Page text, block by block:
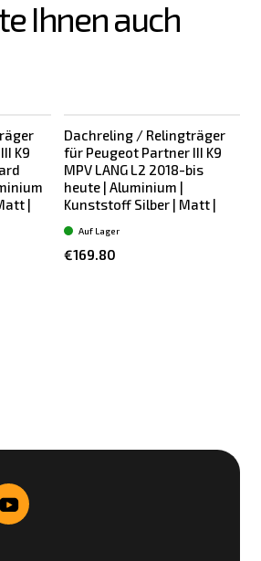
Ihnen auch
K9
|
Dachreling / Relingträger
für Peugeot Partner III K9
MPV LANG L2 2018-bis
heute | Aluminium |
Kunststoff Silber | Matt |
€169.80
Auf Lager